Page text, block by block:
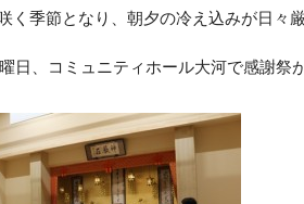
く季節となり、朝夕の冷え込みが日々
日、コミュニティホール大河で感謝祭